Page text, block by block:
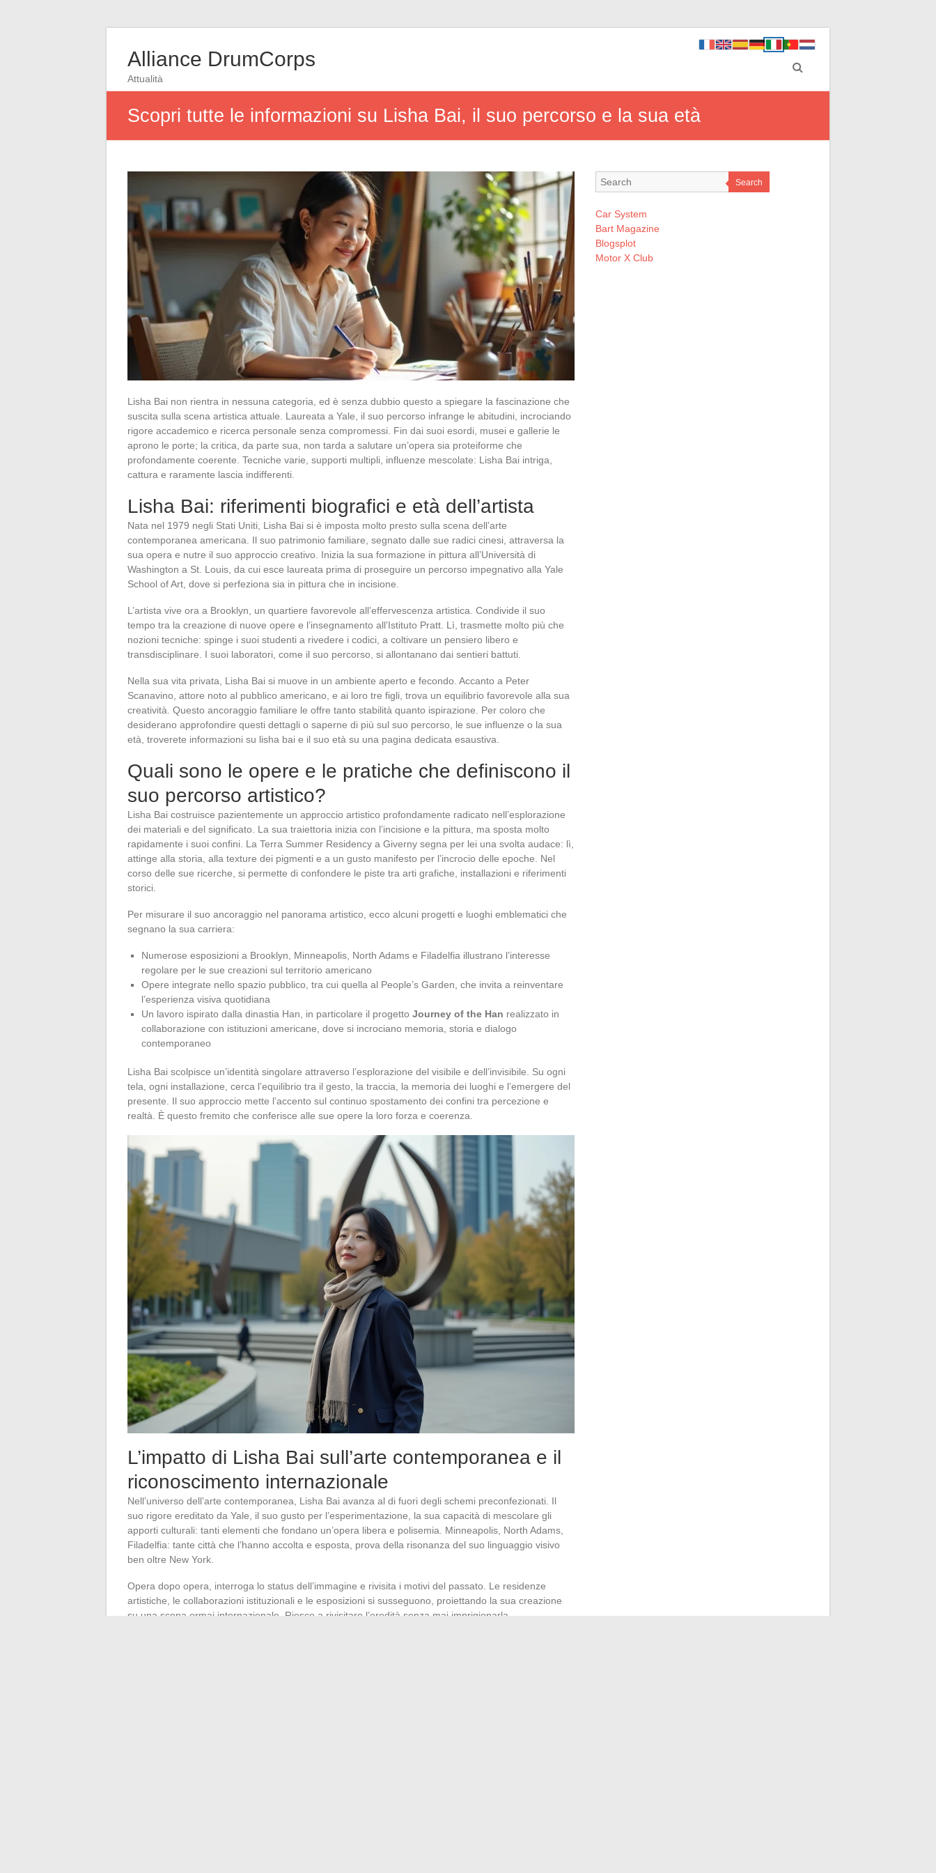
Alliance DrumCorps
Attualità
Scopri tutte le informazioni su Lisha Bai, il suo percorso e la sua età
Lisha Bai non rientra in nessuna categoria, ed è senza dubbio questo a spiegare la fascinazione che
suscita sulla scena artistica attuale. Laureata a Yale, il suo percorso infrange le abitudini, incrociando
rigore accademico e ricerca personale senza compromessi. Fin dai suoi esordi, musei e gallerie le
aprono le porte; la critica, da parte sua, non tarda a salutare un’opera sia proteiforme che
profondamente coerente. Tecniche varie, supporti multipli, influenze mescolate: Lisha Bai intriga,
cattura e raramente lascia indifferenti.
Lisha Bai: riferimenti biografici e età dell’artista
Nata nel 1979 negli Stati Uniti, Lisha Bai si è imposta molto presto sulla scena dell’arte
contemporanea americana. Il suo patrimonio familiare, segnato dalle sue radici cinesi, attraversa la
sua opera e nutre il suo approccio creativo. Inizia la sua formazione in pittura all’Università di
Washington a St. Louis, da cui esce laureata prima di proseguire un percorso impegnativo alla Yale
School of Art, dove si perfeziona sia in pittura che in incisione.
L’artista vive ora a Brooklyn, un quartiere favorevole all’effervescenza artistica. Condivide il suo
tempo tra la creazione di nuove opere e l’insegnamento all’Istituto Pratt. Lì, trasmette molto più che
nozioni tecniche: spinge i suoi studenti a rivedere i codici, a coltivare un pensiero libero e
transdisciplinare. I suoi laboratori, come il suo percorso, si allontanano dai sentieri battuti.
Nella sua vita privata, Lisha Bai si muove in un ambiente aperto e fecondo. Accanto a Peter
Scanavino, attore noto al pubblico americano, e ai loro tre figli, trova un equilibrio favorevole alla sua
creatività. Questo ancoraggio familiare le offre tanto stabilità quanto ispirazione. Per coloro che
desiderano approfondire questi dettagli o saperne di più sul suo percorso, le sue influenze o la sua
età, troverete informazioni su lisha bai e il suo età su una pagina dedicata esaustiva.
Quali sono le opere e le pratiche che definiscono il
suo percorso artistico?
Lisha Bai costruisce pazientemente un approccio artistico profondamente radicato nell’esplorazione
dei materiali e del significato. La sua traiettoria inizia con l’incisione e la pittura, ma sposta molto
rapidamente i suoi confini. La Terra Summer Residency a Giverny segna per lei una svolta audace: lì,
attinge alla storia, alla texture dei pigmenti e a un gusto manifesto per l’incrocio delle epoche. Nel
corso delle sue ricerche, si permette di confondere le piste tra arti grafiche, installazioni e riferimenti
storici.
Per misurare il suo ancoraggio nel panorama artistico, ecco alcuni progetti e luoghi emblematici che
segnano la sua carriera:
Numerose esposizioni a Brooklyn, Minneapolis, North Adams e Filadelfia illustrano l’interesse
regolare per le sue creazioni sul territorio americano
Opere integrate nello spazio pubblico, tra cui quella al People’s Garden, che invita a reinventare
l’esperienza visiva quotidiana
Un lavoro ispirato dalla dinastia Han, in particolare il progetto Journey of the Han realizzato in
collaborazione con istituzioni americane, dove si incrociano memoria, storia e dialogo
contemporaneo
Lisha Bai scolpisce un’identità singolare attraverso l’esplorazione del visibile e dell’invisibile. Su ogni
tela, ogni installazione, cerca l’equilibrio tra il gesto, la traccia, la memoria dei luoghi e l’emergere del
presente. Il suo approccio mette l’accento sul continuo spostamento dei confini tra percezione e
realtà. È questo fremito che conferisce alle sue opere la loro forza e coerenza.
L’impatto di Lisha Bai sull’arte contemporanea e il
riconoscimento internazionale
Nell’universo dell’arte contemporanea, Lisha Bai avanza al di fuori degli schemi preconfezionati. Il
suo rigore ereditato da Yale, il suo gusto per l’esperimentazione, la sua capacità di mescolare gli
apporti culturali: tanti elementi che fondano un’opera libera e polisemia. Minneapolis, North Adams,
Filadelfia: tante città che l’hanno accolta e esposta, prova della risonanza del suo linguaggio visivo
ben oltre New York.
Opera dopo opera, interroga lo status dell’immagine e rivisita i motivi del passato. Le residenze
artistiche, le collaborazioni istituzionali e le esposizioni si susseguono, proiettando la sua creazione
su una scena ormai internazionale. Riesce a rivisitare l’eredità senza mai imprigionarla,
Search
Car System
Bart Magazine
Blogsplot
Motor X Club